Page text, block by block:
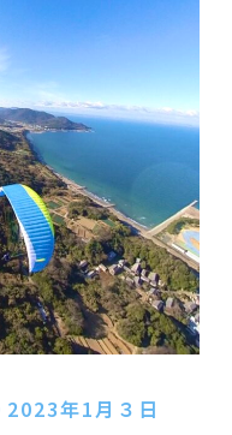
年1月３日